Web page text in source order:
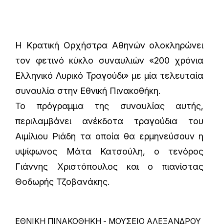
Η Κρατική Ορχήστρα Αθηνών ολοκληρώνει
τον φετινό κύκλο συναυλιών «200 χρόνια
Ελληνικό Λυρικό Τραγούδι» με μία τελευταία
συναυλία στην Εθνική Πινακοθήκη.
Το πρόγραμμα της συναυλίας αυτής,
περιλαμβάνει ανέκδοτα τραγούδια του
Αιμίλιου Ριάδη τα οποία θα ερμηνεύσουν η
υψίφωνος Μάτα Κατσούλη, ο τενόρος
Γιάννης Χριστόπουλος και ο πιανίστας
Θοδωρής Τζοβανάκης.
ΕΘΝΙΚΗ ΠΙΝΑΚΟΘΗΚΗ - ΜΟΥΣΕΙΟ ΑΛΕΞΑΝΔΡΟΥ